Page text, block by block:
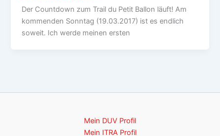
Der Countdown zum Trail du Petit Ballon läuft! Am
kommenden Sonntag (19.03.2017) ist es endlich
soweit. Ich werde meinen ersten
Mein DUV Profil
Mein ITRA Profil